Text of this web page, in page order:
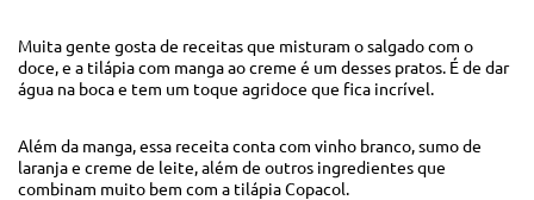
Muita gente gosta de receitas que misturam o salgado com o
doce, e a tilápia com manga ao creme é um desses pratos. É de dar
água na boca e tem um toque agridoce que fica incrível.
Além da manga, essa receita conta com vinho branco, sumo de
laranja e creme de leite, além de outros ingredientes que
combinam muito bem com a tilápia Copacol.